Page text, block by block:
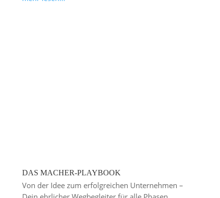
DAS MACHER-PLAYBOOK
Von der Idee zum erfolgreichen Unternehmen –